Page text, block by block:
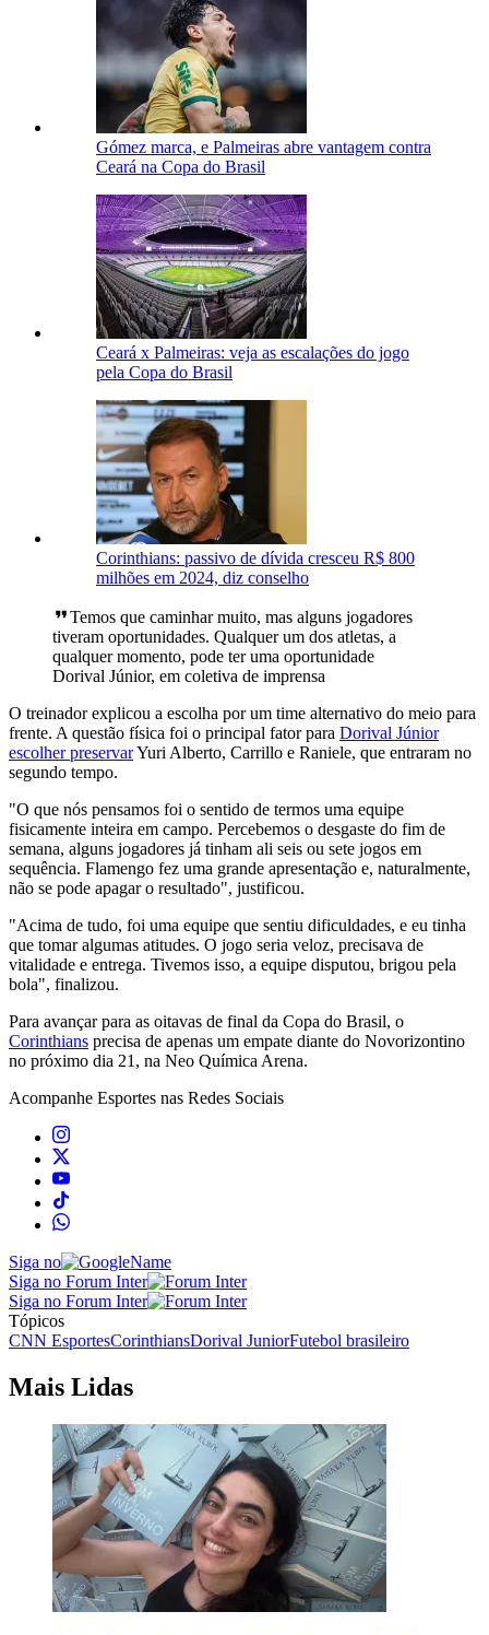
Gómez marca, e Palmeiras abre vantagem contra
Ceará na Copa do Brasil
Ceará x Palmeiras: veja as escalações do jogo
pela Copa do Brasil
Corinthians: passivo de dívida cresceu R$ 800
milhões em 2024, diz conselho
Temos que caminhar muito, mas alguns jogadores
tiveram oportunidades. Qualquer um dos atletas, a
qualquer momento, pode ter uma oportunidade
Dorival Júnior, em coletiva de imprensa
O treinador explicou a escolha por um time alternativo do meio para
frente. A questão física foi o principal fator para Dorival Júnior
escolher preservarYuri Alberto, Carrillo e Raniele, que entraram no
segundo tempo.
"O que nós pensamos foi o sentido de termos uma equipe
fisicamente inteira em campo. Percebemos o desgaste do fim de
semana, alguns jogadores já tinham ali seis ou sete jogos em
sequência. Flamengo fez uma grande apresentação e, naturalmente,
não se pode apagar o resultado", justificou.
"Acima de tudo, foi uma equipe que sentiu dificuldades, e eu tinha
que tomar algumas atitudes. O jogo seria veloz, precisava de
vitalidade e entrega. Tivemos isso, a equipe disputou, brigou pela
bola", finalizou.
Para avançar para as oitavas de final da Copa do Brasil, o
Corinthians precisa de apenas um empate diante do Novorizontino
no próximo dia 21, na Neo Química Arena.
Acompanhe Esportes nas Redes Sociais
Siga no
Siga no Forum Inter
Siga no Forum Inter
Tópicos
CNN EsportesCorinthiansDorival JuniorFutebol brasileiro
Mais Lidas